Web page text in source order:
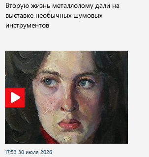
Вторую жизнь металлолому дали на
выставке необычных шумовых
инструментов
17:53 30 июля 2026